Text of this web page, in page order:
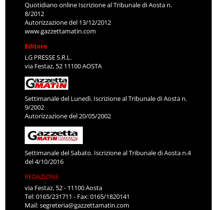
Quotidiano online Iscrizione al Tribunale di Aosta n.
8/2012
Autorizzazione del 13/12/2012
www.gazzettamatin.com
Editore
LG PRESSE S.R.L.
via Festaz, 52 11100 AOSTA
Settimanale del Lunedì. Iscrizione al Tribunale di Aosta n.
9/2002
Autorizzazione del 20/05/2002
Settimanale del Sabato. Iscrizione al Tribunale di Aosta n.4
del 4/10/2016
REDAZIONE
via Festaz, 52 - 11100 Aosta
Tel: 0165/231711 - Fax: 0165/1820141
Mail:segreteria@gazzettamatin.com